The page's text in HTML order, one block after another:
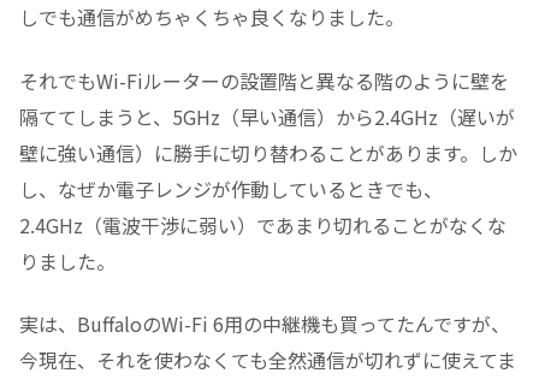
しでも通信がめちゃくちゃ良くなりました。
それでもWi-Fiルーターの設置階と異なる階のように壁を
隔ててしまうと、5GHz（早い通信）から2.4GHz（遅いが
壁に強い通信）に勝手に切り替わることがあります。しか
し、なぜか電子レンジが作動しているときでも、
2.4GHz（電波干渉に弱い）であまり切れることがなくな
りました。
実は、BuffaloのWi-Fi 6用の中継機も買ってたんですが、
今現在、それを使わなくても全然通信が切れずに使えてま